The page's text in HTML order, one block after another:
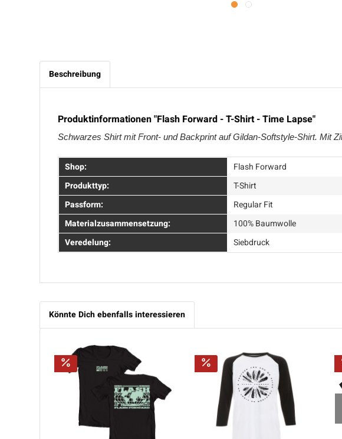
Beschreibung
Produktinformationen "Flash Forward - T-Shirt - Time Lapse"
Schwarzes Shirt mit Front- und Backprint auf Gildan-Softstyle-Shirt. Mit
Shop:
Flash Forward
Produkttyp:
T-Shirt
Passform:
Regular Fit
Materialzusammensetzung:
100% Baumwolle
Veredelung:
Siebdruck
Könnte Dich ebenfalls interessieren